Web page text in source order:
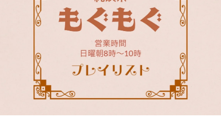
会社情報